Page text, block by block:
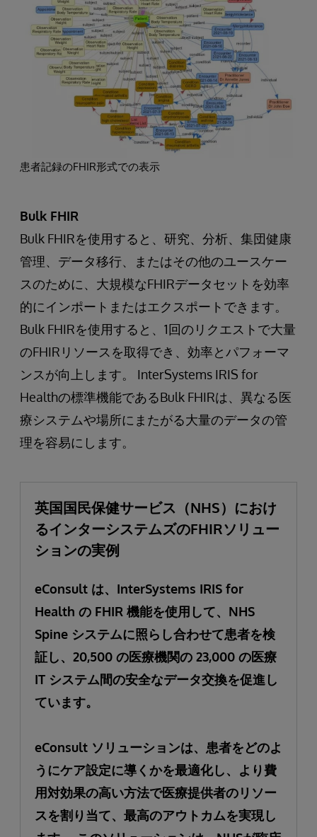
患者記録のFHIR形式での表示
Bulk FHIR
Bulk FHIRを使用すると、研究、分析、集団健康
管理、データ移行、またはその他のユースケー
スのために、大規模なFHIRデータセットを効率
的にインポートまたはエクスポートできます。
Bulk FHIRを使用すると、1回のリクエストで大量
のFHIRリソースを取得でき、効率とパフォーマ
ンスが向上します。 InterSystems IRIS for
Healthの標準機能であるBulk FHIRは、異なる医
療システムや場所にまたがる大量のデータの管
理を容易にします。
英国国民保健サービス（NHS）におけ
るインターシステムズのFHIRソリュー
ションの実例
eConsult は、InterSystems IRIS for
Health の FHIR 機能を使用して、NHS
Spine システムに照らし合わせて患者を検
証し、20,500 の医療機関の 23,000 の医療
IT システム間の安全なデータ交換を促進し
ています。
eConsult ソリューションは、患者をどのよ
うにケア設定に導くかを最適化し、より費
用対効果の高い方法で医療提供者のリソー
スを割り当て、最高のアウトカムを実現し